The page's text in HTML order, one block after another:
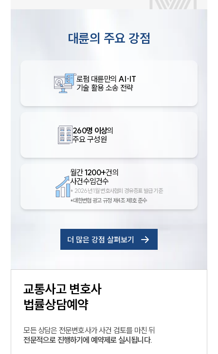
대륜의 주요 강점
로펌 대륜만의 AI·IT
기술 활용 소송 전략
260명 이상의
주요 구성원
월간1200+건의
사건수임건수
* 2026년 1월 변호사협회 경유증표 발급 기준
*대한변협 광고 규정 제4조 제1호 준수
더 많은 강점 살펴보기
교통사고변호사
법률상담예약
모든 상담은 전문변호사가 사건 검토를 마친 뒤
전문적으로 진행하기에 예약제로 실시됩니다.